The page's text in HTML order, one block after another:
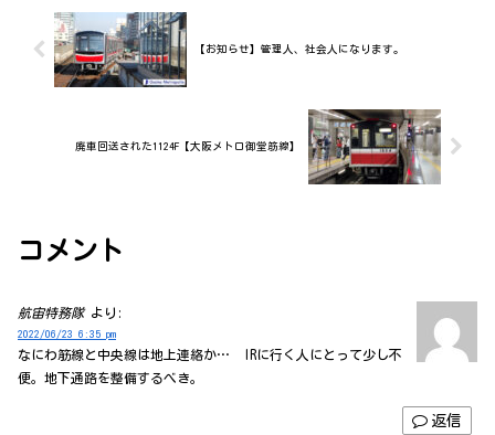
【お知らせ】管理人、社会人になります。
廃車回送された1124F【大阪メトロ御堂筋線】
コメント
航宙特務隊 より:
2022/06/23 6:35 pm
なにわ筋線と中央線は地上連絡か… IRに行く人にとって少し不
便。地下通路を整備するべき。
返信